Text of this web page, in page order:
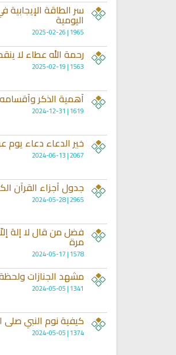
سر الطاقة
اليومية
1965 | 2025-02-26
رحمة الله عطاء لا
1563 | 2025-02-19
أهمية الذكر
1619 | 2024-12-31
خير الدعاء دعاء يوم
2067 | 2024-06-13
جدول أجزاء القرآن
2965 | 2024-05-28
مرة
1578 | 2024-05-17
مشهد الجنازات
1341 | 2024-05-05
كيفية نوم النبي صلى
1374 | 2024-05-05
تلاوة جديدة للشيخ مشاري
العفاسي تهتز لها القلوب
تلاوات منوعة ترجمة
راديو الشيخ احمد الحواشي للقران راديو